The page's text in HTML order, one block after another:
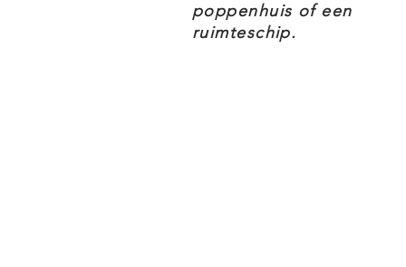
poppenhuis of een
ruimteschip.